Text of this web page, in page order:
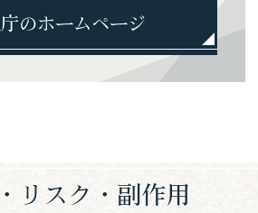
庁のホームページ
・リスク・副作用